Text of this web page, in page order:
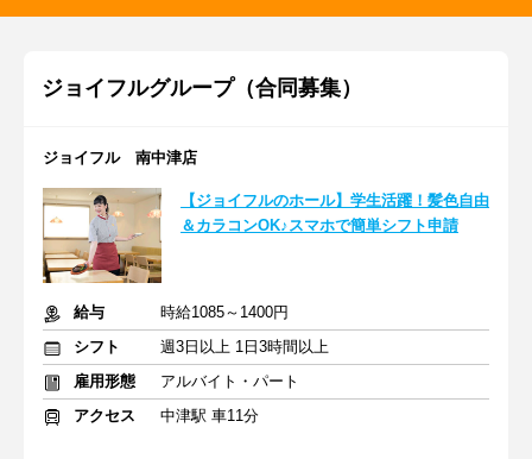
ジョイフルグループ（合同募集）
ジョイフル 南中津店
【ジョイフルのホール】学生活躍！髪色自由
＆カラコンOK♪スマホで簡単シフト申請
給与
時給1085～1400円
シフト
週3日以上 1日3時間以上
雇用形態
アルバイト・パート
アクセス
中津駅 車11分